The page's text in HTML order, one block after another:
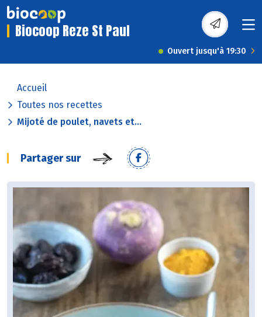
Biocoop Reze St Paul
Ouvert jusqu'à 19:30
Accueil
Toutes nos recettes
Mijoté de poulet, navets et...
Partager sur